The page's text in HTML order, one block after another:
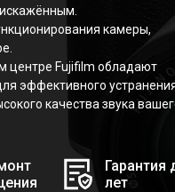
камеры,
центре Fujifilm обладают
эффективного
качества звука
Гарантия
лет